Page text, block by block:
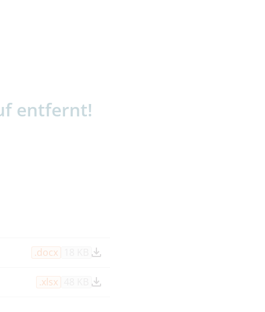
Raum und
entfernt!
.docx
.xlsx